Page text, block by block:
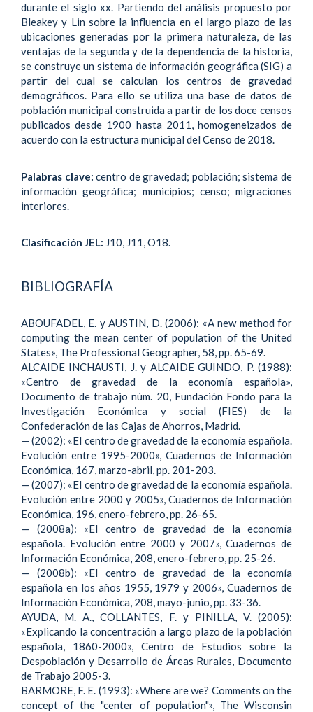
durante el siglo xx. Partiendo del análisis propuesto por
Bleakey y Lin sobre la influencia en el largo plazo de las
ubicaciones generadas por la primera naturaleza, de las
ventajas de la segunda y de la dependencia de la historia,
se construye un sistema de información geográfica (SIG) a
partir del cual se calculan los centros de gravedad
demográficos. Para ello se utiliza una base de datos de
población municipal construida a partir de los doce censos
publicados desde 1900 hasta 2011, homogeneizados de
acuerdo con la estructura municipal del Censo de 2018.
Palabras clave: centro de gravedad; población; sistema de
información geográfica; municipios; censo; migraciones
interiores.
Clasificación JEL: J10, J11, O18.
BIBLIOGRAFÍA
ABOUFADEL, E. y AUSTIN, D. (2006): «A new method for
computing the mean center of population of the United
States», The Professional Geographer, 58, pp. 65-69.
ALCAIDE INCHAUSTI, J. y ALCAIDE GUINDO, P. (1988):
«Centro de gravedad de la economía española»,
Documento de trabajo núm. 20, Fundación Fondo para la
Investigación Económica y social (FIES) de la
Confederación de las Cajas de Ahorros, Madrid.
— (2002): «El centro de gravedad de la economía española.
Evolución entre 1995-2000», Cuadernos de Información
Económica, 167, marzo-abril, pp. 201-203.
— (2007): «El centro de gravedad de la economía española.
Evolución entre 2000 y 2005», Cuadernos de Información
Económica, 196, enero-febrero, pp. 26-65.
— (2008a): «El centro de gravedad de la economía
española. Evolución entre 2000 y 2007», Cuadernos de
Información Económica, 208, enero-febrero, pp. 25-26.
— (2008b): «El centro de gravedad de la economía
española en los años 1955, 1979 y 2006», Cuadernos de
Información Económica, 208, mayo-junio, pp. 33-36.
AYUDA, M. A., COLLANTES, F. y PINILLA, V. (2005):
«Explicando la concentración a largo plazo de la población
española, 1860-2000», Centro de Estudios sobre la
Despoblación y Desarrollo de Áreas Rurales, Documento
de Trabajo 2005-3.
BARMORE, F. E. (1993): «Where are we? Comments on the
concept of the "center of population"», The Wisconsin